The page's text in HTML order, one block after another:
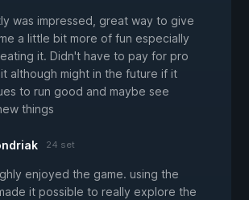
was impressed, great way to give
a little bit more of fun especially
it. Didn't have to pay for pro
although might in the future if it
to run good and maybe see
things
24 set
enjoyed the game. using the
it possible to really explore the